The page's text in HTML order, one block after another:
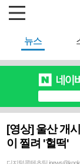
뉴스
[영상] 울산 개
이 찔려 '헐떡'